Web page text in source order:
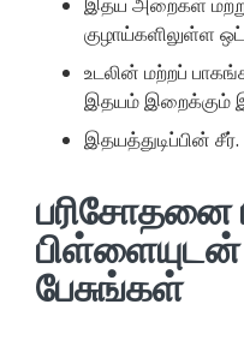
குழாய்களிலுள்ள
உடலின் மற்றப்
இதயம் இறைக்கும்
இதயத்துடிப்பின் சீர்.
பரிசோதனை
பேசுங்கள்